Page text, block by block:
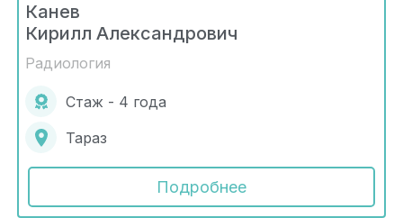
Канев
Кирилл Александрович
Радиология
Стаж - 4 года
Тараз
Подробнее